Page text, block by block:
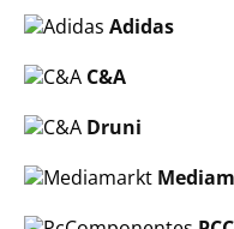
Adidas
C&A
Druni